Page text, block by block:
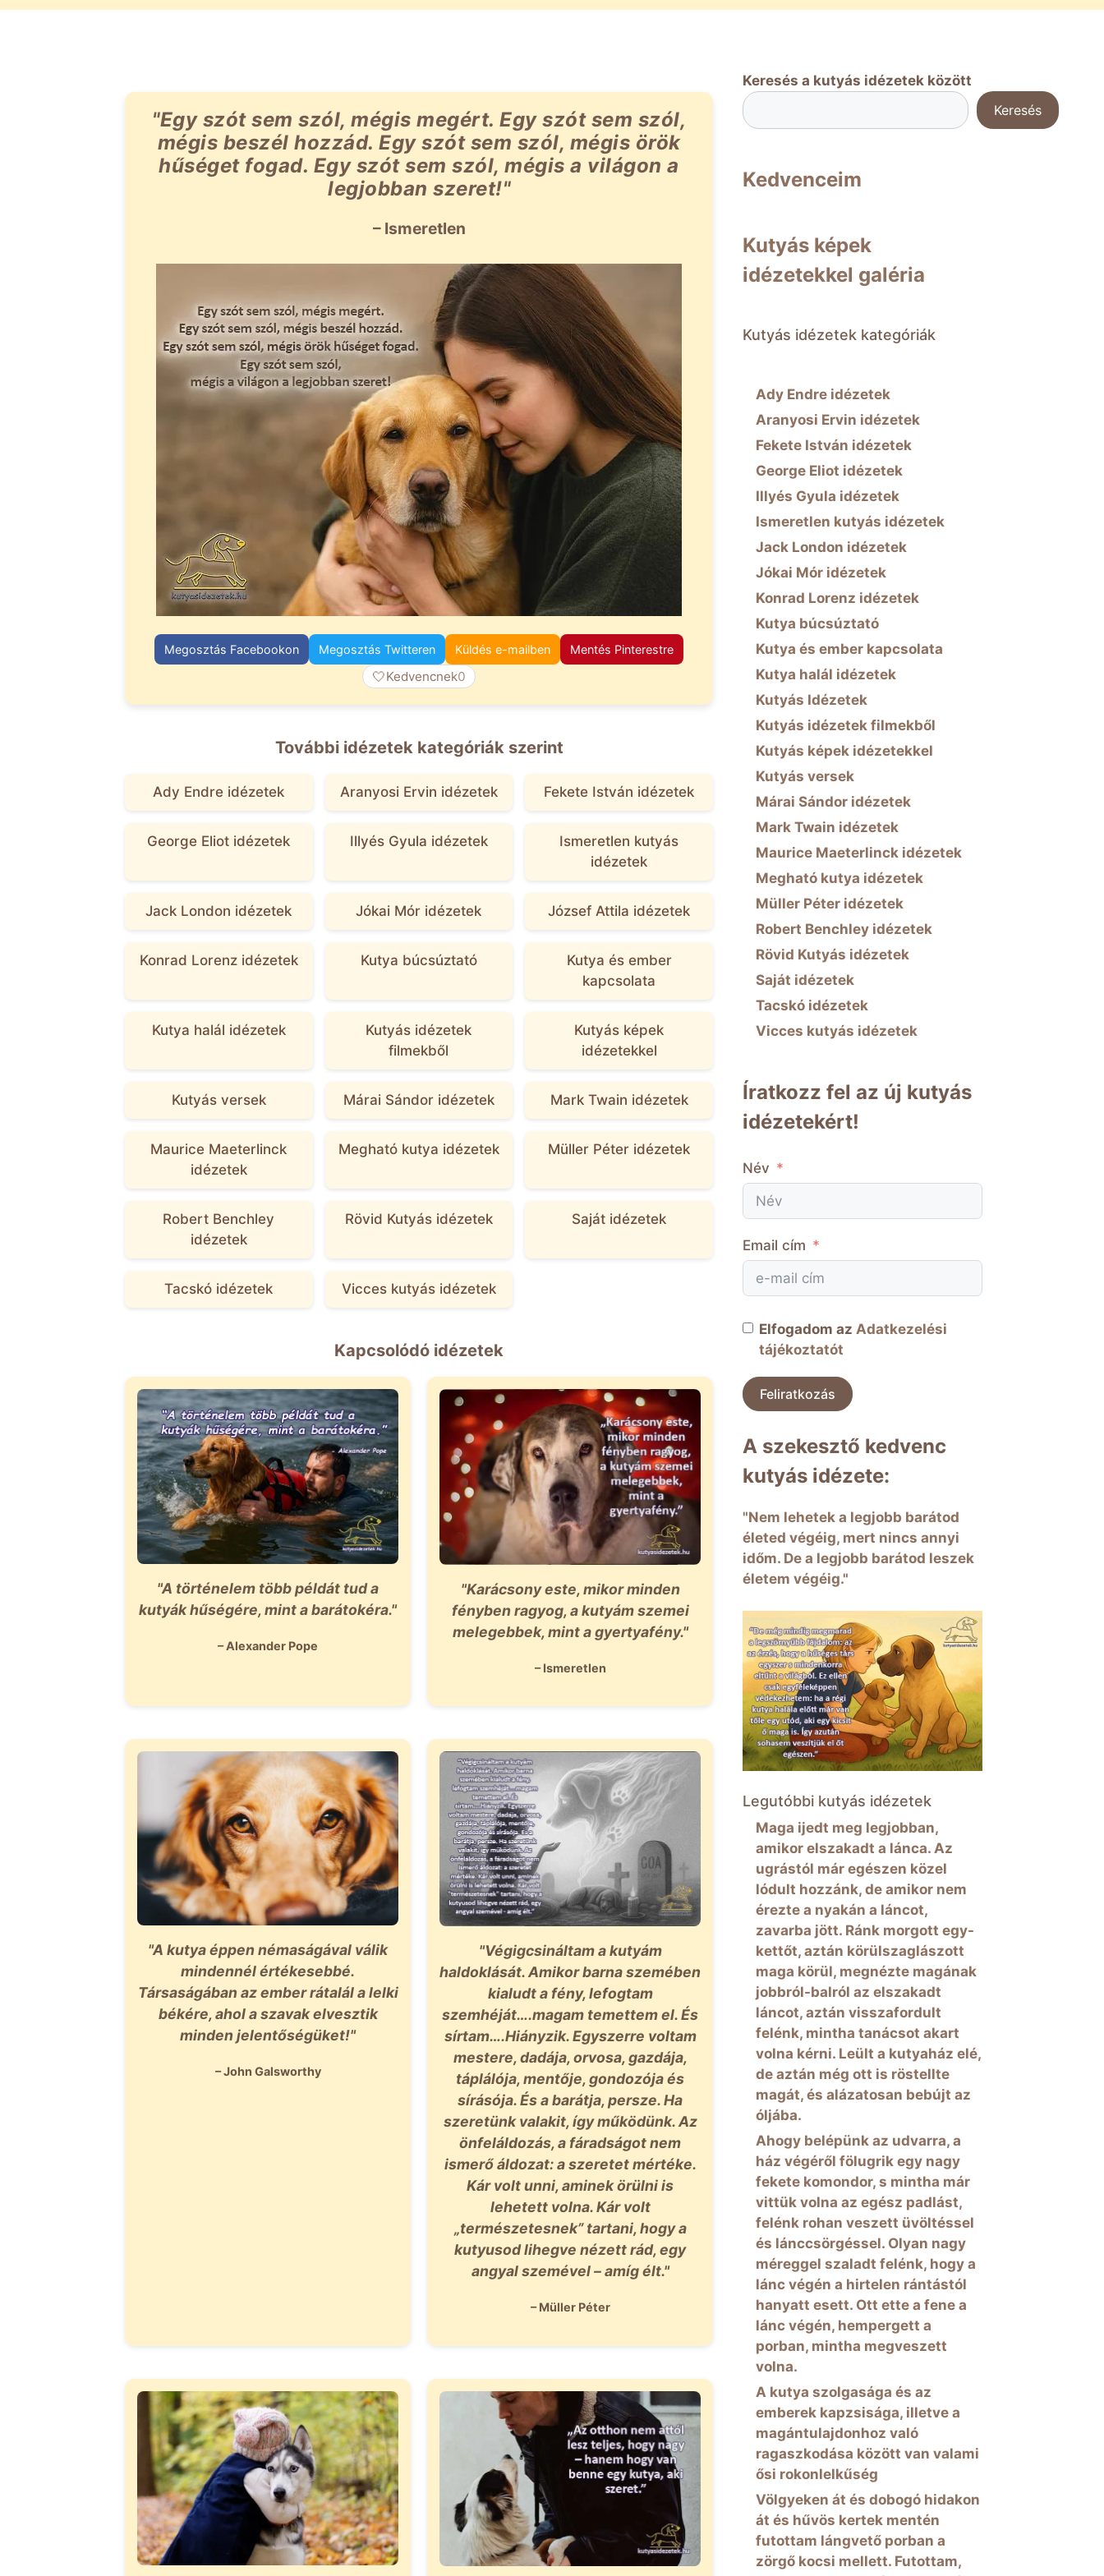
"Egy szót sem szól, mégis megért. Egy szót sem szól,
mégis beszél hozzád. Egy szót sem szól, mégis örök
hűséget fogad. Egy szót sem szól, mégis a világon a
legjobban szeret!"
– Ismeretlen
Megosztás Facebookon Megosztás Twitteren Küldés e-mailben Mentés Pinterestre
🤍Kedvencnek0
További idézetek kategóriák szerint
Ady Endre idézetek Aranyosi Ervin idézetek Fekete István idézetek
George Eliot idézetek Illyés Gyula idézetek
Ismeretlen kutyás
idézetek
Jack London idézetek Jókai Mór idézetek József Attila idézetek
Konrad Lorenz idézetek Kutya búcsúztató
Kutya és ember
kapcsolata
Kutya halál idézetek
Kutyás idézetek
filmekből
Kutyás képek
idézetekkel
Kutyás versek Márai Sándor idézetek Mark Twain idézetek
Maurice Maeterlinck
idézetek
Megható kutya idézetek Müller Péter idézetek
Robert Benchley
idézetek
Rövid Kutyás idézetek Saját idézetek
Tacskó idézetek Vicces kutyás idézetek
Kapcsolódó idézetek
"A történelem több példát tud a
kutyák hűségére, mint a barátokéra."
– Alexander Pope
"Karácsony este, mikor minden
fényben ragyog, a kutyám szemei
melegebbek, mint a gyertyafény."
– Ismeretlen
"A kutya éppen némaságával válik
mindennél értékesebbé.
Társaságában az ember rátalál a lelki
békére, ahol a szavak elvesztik
minden jelentőségüket!"
– John Galsworthy
"Végigcsináltam a kutyám
haldoklását. Amikor barna szemében
kialudt a fény, lefogtam
szemhéját….magam temettem el. És
sírtam….Hiányzik. Egyszerre voltam
mestere, dadája, orvosa, gazdája,
táplálója, mentője, gondozója és
sírásója. És a barátja, persze. Ha
szeretünk valakit, így működünk. Az
önfeláldozás, a fáradságot nem
ismerő áldozat: a szeretet mértéke.
Kár volt unni, aminek örülni is
lehetett volna. Kár volt
„természetesnek” tartani, hogy a
kutyusod lihegve nézett rád, egy
angyal szemével – amíg élt."
– Müller Péter
Keresés a kutyás idézetek között
Keresés
Kedvenceim
Kutyás képek
idézetekkel galéria
Kutyás idézetek kategóriák
Ady Endre idézetek
Aranyosi Ervin idézetek
Fekete István idézetek
George Eliot idézetek
Illyés Gyula idézetek
Ismeretlen kutyás idézetek
Jack London idézetek
Jókai Mór idézetek
Konrad Lorenz idézetek
Kutya búcsúztató
Kutya és ember kapcsolata
Kutya halál idézetek
Kutyás Idézetek
Kutyás idézetek filmekből
Kutyás képek idézetekkel
Kutyás versek
Márai Sándor idézetek
Mark Twain idézetek
Maurice Maeterlinck idézetek
Megható kutya idézetek
Müller Péter idézetek
Robert Benchley idézetek
Rövid Kutyás idézetek
Saját idézetek
Tacskó idézetek
Vicces kutyás idézetek
Íratkozz fel az új kutyás
idézetekért!
Név
Email cím
Elfogadom az Adatkezelési
tájékoztatót
Feliratkozás
A szekesztő kedvenc
kutyás idézete:
"Nem lehetek a legjobb barátod
életed végéig, mert nincs annyi
időm. De a legjobb barátod leszek
életem végéig."
Legutóbbi kutyás idézetek
Maga ijedt meg legjobban,
amikor elszakadt a lánca. Az
ugrástól már egészen közel
lódult hozzánk, de amikor nem
érezte a nyakán a láncot,
zavarba jött. Ránk morgott egy-
kettőt, aztán körülszaglászott
maga körül, megnézte magának
jobbról-balról az elszakadt
láncot, aztán visszafordult
felénk, mintha tanácsot akart
volna kérni. Leült a kutyaház elé,
de aztán még ott is röstellte
magát, és alázatosan bebújt az
óljába.
Ahogy belépünk az udvarra, a
ház végéről fölugrik egy nagy
fekete komondor, s mintha már
vittük volna az egész padlást,
felénk rohan veszett üvöltéssel
és lánccsörgéssel. Olyan nagy
méreggel szaladt felénk, hogy a
lánc végén a hirtelen rántástól
hanyatt esett. Ott ette a fene a
lánc végén, hempergett a
porban, mintha megveszett
volna.
A kutya szolgasága és az
emberek kapzsisága, illetve a
magántulajdonhoz való
ragaszkodása között van valami
ősi rokonlelkűség
Völgyeken át és dobogó hidakon
át és hűvös kertek mentén
futottam lángvető porban a
zörgő kocsi mellett. Futottam,